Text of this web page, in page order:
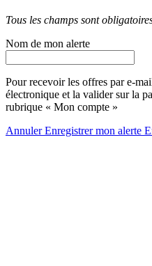
Tous les champs sont
Nom de mon alerte
Pour recevoir les offres par e-
électronique et la valider sur la
rubrique « Mon compte »
AnnulerEnregistrer mon alerte